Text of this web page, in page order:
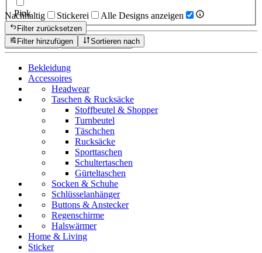
Pink
Zurücksetzen Produkte anzeigen
Nachhaltig Stickerei Alle Designs anzeigen
Filter zurücksetzen
Filter hinzufügen
Sortieren nach
Bekleidung
Accessoires
Headwear
Taschen & Rucksäcke
Stoffbeutel & Shopper
Turnbeutel
Täschchen
Rucksäcke
Sporttaschen
Schultertaschen
Gürteltaschen
Socken & Schuhe
Schlüsselanhänger
Buttons & Anstecker
Regenschirme
Halswärmer
Home & Living
Sticker